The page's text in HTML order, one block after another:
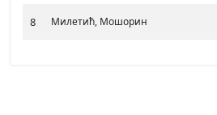
8 Милетић, Мошорин